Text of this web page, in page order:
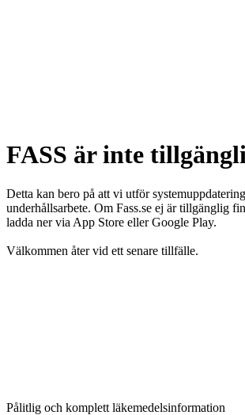
FASS är inte
Detta kan bero på att vi utför
underhållsarbete. Om Fass.se ej är tillgänglig
ladda ner via App Store eller Google Play.
Välkommen åter vid ett senare tillfälle.
Pålitlig och komplett läkemedelsinformation